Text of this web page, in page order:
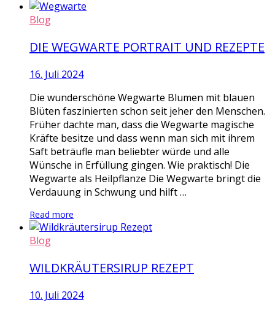
Blog
DIE WEGWARTE PORTRAIT UND REZEPTE
16. Juli 2024
Die wunderschöne Wegwarte Blumen mit blauen
Blüten faszinierten schon seit jeher den Menschen.
Früher dachte man, dass die Wegwarte magische
Kräfte besitze und dass wenn man sich mit ihrem
Saft beträufle man beliebter würde und alle
Wünsche in Erfüllung gingen. Wie praktisch! Die
Wegwarte als Heilpflanze Die Wegwarte bringt die
Verdauung in Schwung und hilft …
Read more
Blog
WILDKRÄUTERSIRUP REZEPT
10. Juli 2024